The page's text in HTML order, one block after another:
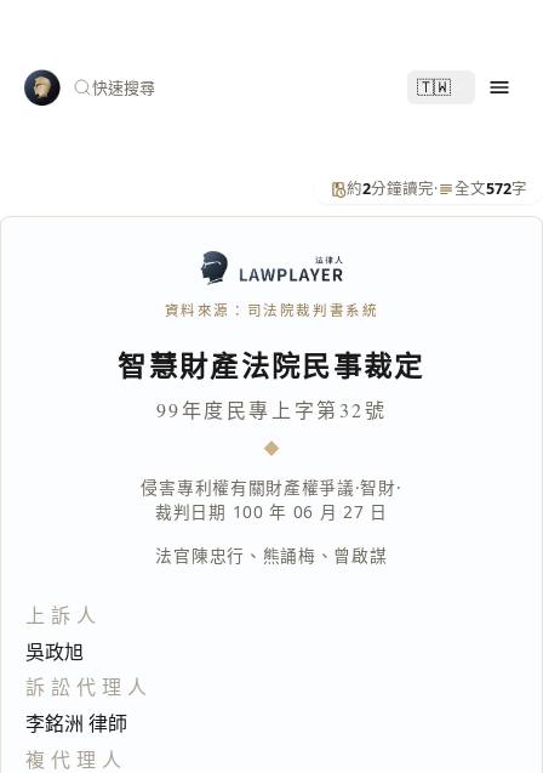
快速搜尋 🇹🇼
約2分鐘讀完· 全文572字
資料來源：司法院裁判書系統
智慧財產法院民事裁定
99年度民專上字第32號
侵害專利權有關財產權爭議·智財·
裁判日期 100 年 06 月 27 日
法官陳忠行 、 熊誦梅 、 曾啟謀
上訴人
吳政旭
訴訟代理人
李銘洲 律師
複代理人